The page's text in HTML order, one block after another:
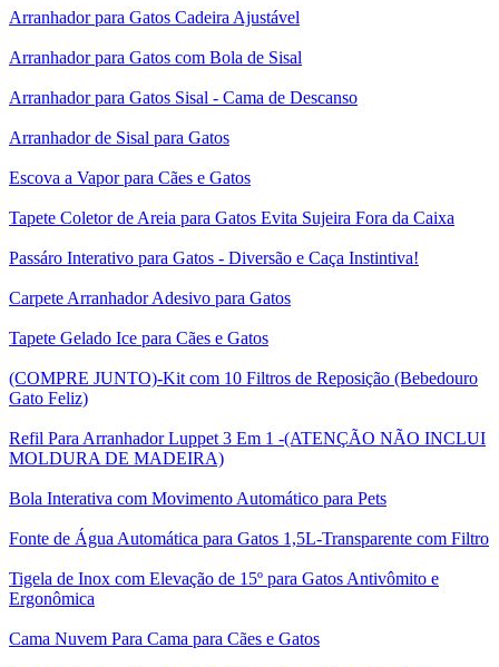
Arranhador para Gatos Cadeira Ajustável
Arranhador para Gatos com Bola de Sisal
Arranhador para Gatos Sisal - Cama de Descanso
Arranhador de Sisal para Gatos
Escova a Vapor para Cães e Gatos
Tapete Coletor de Areia para Gatos Evita Sujeira Fora da Caixa
Passáro Interativo para Gatos - Diversão e Caça Instintiva!
Carpete Arranhador Adesivo para Gatos
Tapete Gelado Ice para Cães e Gatos
(COMPRE JUNTO)-Kit com 10 Filtros de Reposição (Bebedouro
Gato Feliz)
Refil Para Arranhador Luppet 3 Em 1 -(ATENÇÃO NÃO INCLUI
MOLDURA DE MADEIRA)
Bola Interativa com Movimento Automático para Pets
Fonte de Água Automática para Gatos 1,5L-Transparente com Filtro
Tigela de Inox com Elevação de 15º para Gatos Antivômito e
Ergonômica
Cama Nuvem Para Cama para Cães e Gatos